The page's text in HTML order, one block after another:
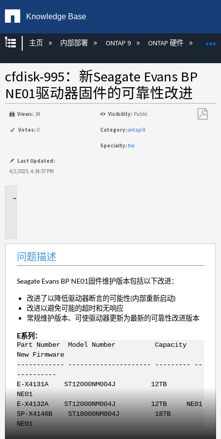
Knowledge Base
扩展/隐缩全局层次
主页 内部部署 ONTAP 9 ONTAP 硬件
cfdisk-995：新Seagate Evans BP
NE01驱动器固件的可靠性改进
Views: 34 Visibility: Public
Votes: 0 Category:ontap-9
Specialty: hw
Last Updated:
4/2/2025, 4:34:37 PM
问题描述
Seagate Evans BP NE01固件维护版本包括以下改进：
改进了以降低驱动器断言的可能性(内部重新启动)
改进以避免可能的超时和无响应
常规维护版本、可使驱动器更新为最新的可靠性改进版本
E系列：
Part Number Model Number Capacity
New Firmware
------------ --------------------- --------- --
----------
E-X4131A ST12000NM004J 12TB
NE01
E-X4132A ST12000NM004J 12TB NE01
SP-X4146B ST18000NM004J 18TB
NE01